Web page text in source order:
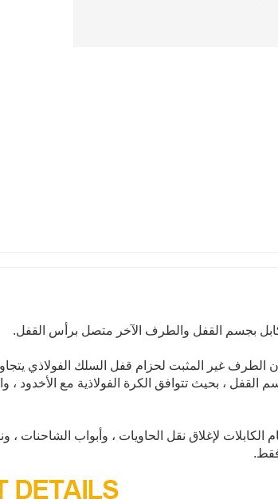
بجسم القفل والطرف الآخر متصل برأس القفل.
الطرف غير المثبت لحزام قفل السلك الفولاذي
القفل ، بحيث تتوافق الكرة الفولاذية مع الأخدود ،
الكابلات لإغلاق نقل الحاويات ، وأبواب الشاحنات ،